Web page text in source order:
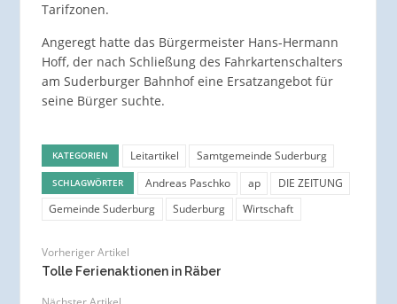
Tarifzonen.
Angeregt hatte das Bürgermeister Hans-Hermann
Hoff, der nach Schließung des Fahrkartenschalters
am Suderburger Bahnhof eine Ersatzangebot für
seine Bürger suchte.
KATEGORIEN Leitartikel Samtgemeinde Suderburg
SCHLAGWÖRTER Andreas Paschko ap
DIE ZEITUNG
Gemeinde Suderburg
Suderburg Wirtschaft
Vorheriger Artikel
Tolle Ferienaktionen in Räber